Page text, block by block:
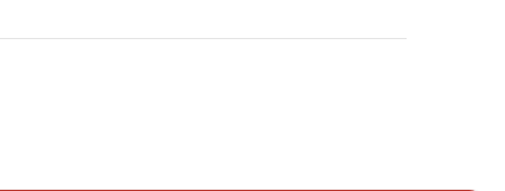
á